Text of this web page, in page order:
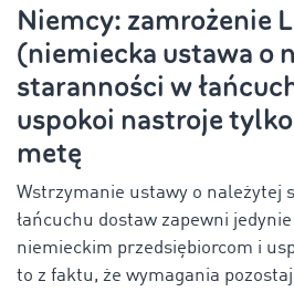
Niemcy: zamrożenie
(niemiecka ustawa o
staranności w
uspokoi nastroje
metę
Wstrzymanie ustawy o należytej
łańcuchu dostaw zapewni
niemieckim przedsiębiorcom i
to z faktu, że wymagania